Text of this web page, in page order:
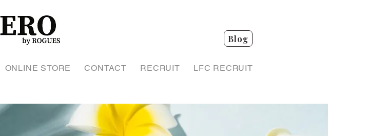
Blog
ONLINE STORE CONTACT RECRUIT LFC RECRUIT